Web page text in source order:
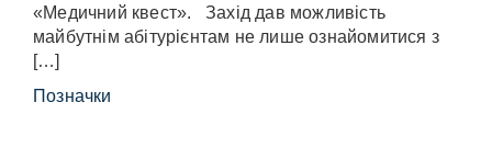
«Медичний квест». Захід дав можливість
майбутнім абітурієнтам не лише ознайомитися з
[…]
Позначки